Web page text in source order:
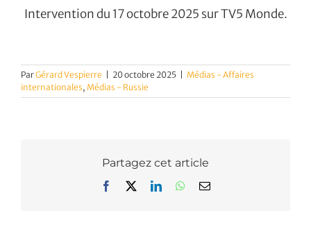
Intervention du 17 octobre 2025 sur TV5 Monde.
ParGérard Vespierre 20 octobre 2025
Médias - Affaires
internationales, Médias - Russie
Partagez cet article
Facebook LinkedInWhatsApp
Email